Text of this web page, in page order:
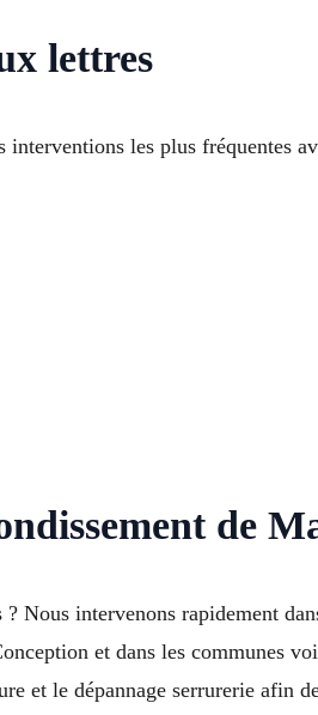
lettres
les plus fréquentes
de
Nous intervenons rapidement
et dans les communes
et le dépannage serrurerie afin